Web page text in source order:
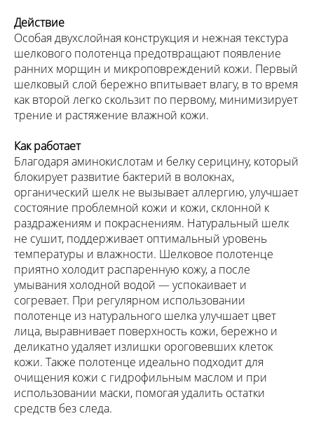
Действие
Особая двухслойная конструкция и нежная текстура
шелкового полотенца предотвращают появление
ранних морщин и микроповреждений кожи. Первый
шелковый слой бережно впитывает влагу, в то время
как второй легко скользит по первому, минимизирует
трение и растяжение влажной кожи.
Как работает
Благодаря аминокислотам и белку серицину, который
блокирует развитие бактерий в волокнах,
органический шелк не вызывает аллергию, улучшает
состояние проблемной кожи и кожи, склонной к
раздражениям и покраснениям. Натуральный шелк
не сушит, поддерживает оптимальный уровень
температуры и влажности. Шелковое полотенце
приятно холодит распаренную кожу, а после
умывания холодной водой — успокаивает и
согревает. При регулярном использовании
полотенце из натурального шелка улучшает цвет
лица, выравнивает поверхность кожи, бережно и
деликатно удаляет излишки ороговевших клеток
кожи. Также полотенце идеально подходит для
очищения кожи с гидрофильным маслом и при
использовании маски, помогая удалить остатки
средств без следа.